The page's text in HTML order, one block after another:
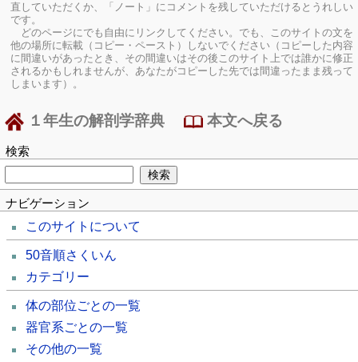
直していただくか、「ノート」にコメントを残していただけるとうれしい
です。
どのページにでも自由にリンクしてください。でも、このサイトの文を
他の場所に転載（コピー・ペースト）しないでください（コピーした内容
に間違いがあったとき、その間違いはその後このサイト上では誰かに修正
されるかもしれませんが、あなたがコピーした先では間違ったまま残って
しまいます）。
１年生の解剖学辞典 本文へ戻る
検索
ナビゲーション
このサイトについて
50音順さくいん
カテゴリー
体の部位ごとの一覧
器官系ごとの一覧
その他の一覧